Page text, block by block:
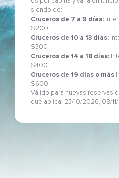
siendo de:
Cruceros de 7 a 9 días:
$200
Cruceros de 10 a 13 días:
$300
Cruceros de 14 a 18 días:
$400
Cruceros de 19 días o más
$600
Válido para nuevas reservas
que aplica: 23/10/2026, 08/